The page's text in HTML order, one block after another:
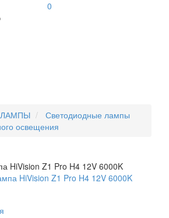
0
Светодиодные лампы
освещения
HiVision Z1 Pro H4 12V 6000K